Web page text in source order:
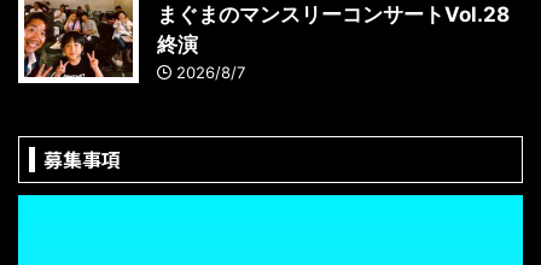
まぐまのマンスリーコンサートVol.28
終演
2026/8/7
募集事項